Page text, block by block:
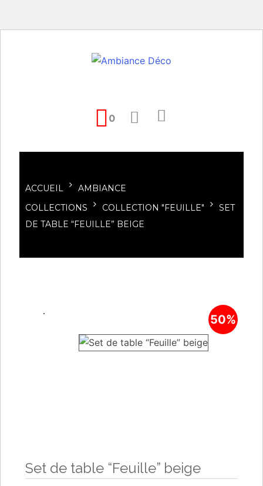
0
ACCUEIL
AMBIANCE
COLLECTIONS
COLLECTION "FEUILLE"
SET
DE TABLE “FEUILLE” BEIGE
50%
Set de table “Feuille” beige